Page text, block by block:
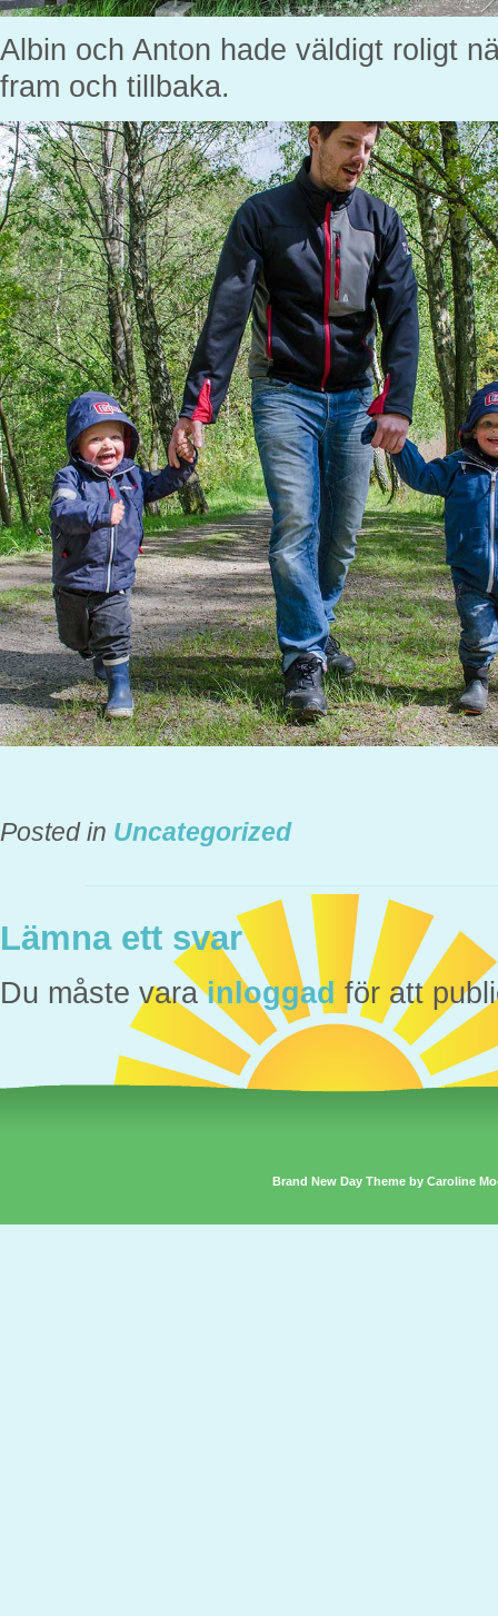
Albin och Anton hade väldigt roligt
fram och tillbaka.
Posted in Uncategorized
Lämna ett svar
Du måste varainloggad för att
Brand New Day Theme by Caroline